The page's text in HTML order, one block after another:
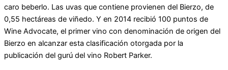
caro beberlo. Las uvas que contiene provienen del Bierzo, de
0,55 hectáreas de viñedo. Y en 2014 recibió 100 puntos de
Wine Advocate, el primer vino con denominación de origen del
Bierzo en alcanzar esta clasificación otorgada por la
publicación del gurú del vino Robert Parker.